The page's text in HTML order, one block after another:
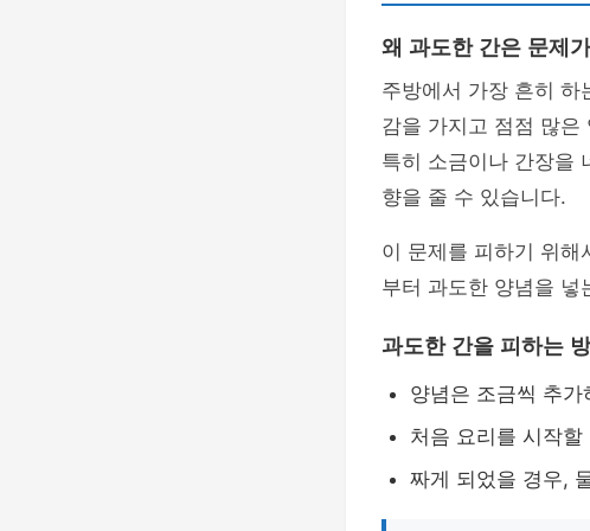
왜 과도한 간은 문제
주방에서 가장 흔히 하
감을 가지고 점점 많은
특히 소금이나 간장을
향을 줄 수 있습니다.
이 문제를 피하기 위해
부터 과도한 양념을 넣
과도한 간을 피하는
양념은 조금씩 추가
처음 요리를 시작
짜게 되었을 경우,